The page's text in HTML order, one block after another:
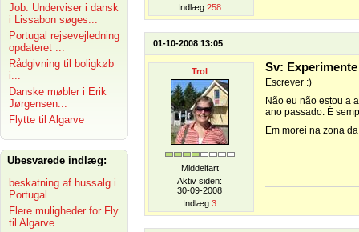
Job: Underviser i dansk
i Lissabon søges...
Portugal rejsevejledning
opdateret ...
Rådgivning til boligkøb
i...
Danske møbler i Erik
Jørgensen...
Flytte til Algarve
Ubesvarede indlæg:
beskatning af hussalg i
Portugal
Flere muligheder for Fly
til Algarve
Indlæg 258
01-10-2008 13:05
Trol
Middelfart
Aktiv siden:
30-09-2008
Indlæg 3
Sv:
Escrever :)
Não eu não estou a
ano passado. É
Em morei na zona